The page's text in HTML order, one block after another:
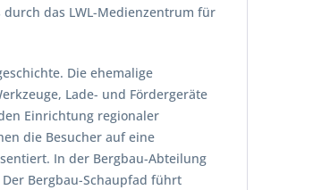
das LWL-Medienzentrum für
Die ehemalige
Lade- und Fördergeräte
Einrichtung regionaler
die Besucher auf eine
In der Bergbau-Abteilung
Bergbau-Schaupfad führt